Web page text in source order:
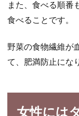
また、食べる順番
食べることです。
野菜の食物繊維が
て、肥満防止にな
女性には